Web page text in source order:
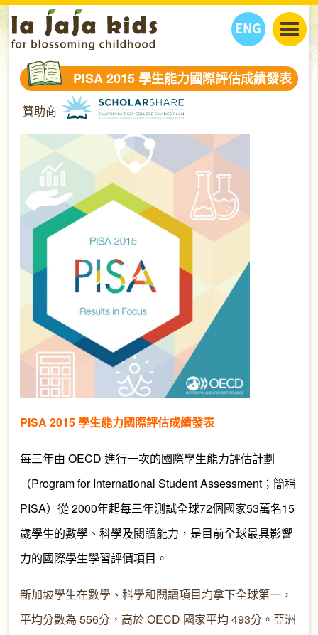
ENG
丫丫看天下
丫丫部落格
人物專題
親子日曆
親子好去處
丫丫之選
學習成長路
關於我們
我們的故事
丫丫夥伴 + 友情連接
PISA 2015 學生能力國際評估成績發表
贊助商
PISA 2015 學生能力國際評估成績發表
每三年由 OECD 進行一次的國際學生能力評估計劃
（Program for International Student Assessment；簡稱
PISA）從 2000年起每三年測試全球72個國家53萬名15
歲學生的數學、科學及閱讀能力，是目前全球最具影響
力的國際學生學習評價項目。
新加坡學生在數學、科學和閱讀項目均拿下全球第一，
平均分數為 556分，高於 OECD 國家平均 493分。亞洲